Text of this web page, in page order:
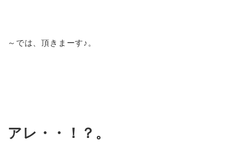
～では、頂きまーす♪。
アレ・・！？。